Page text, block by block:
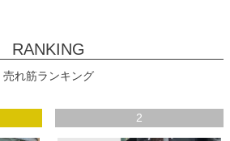
RANKING
売れ筋ランキング
2